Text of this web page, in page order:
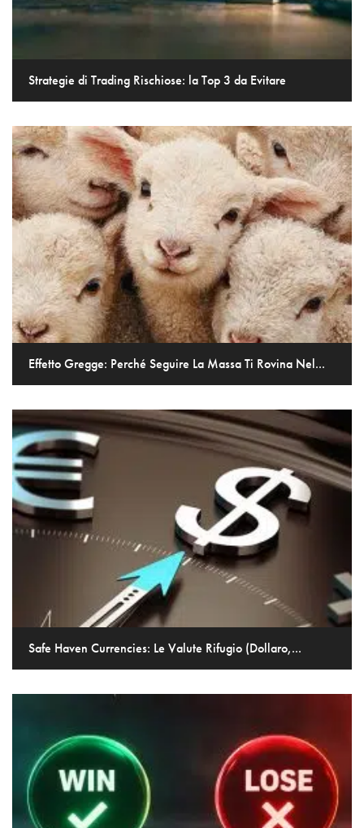
Strategie di Trading Rischiose: la Top 3 da Evitare
Effetto Gregge: Perché Seguire La Massa Ti Rovina Nel...
Safe Haven Currencies: Le Valute Rifugio (Dollaro,...